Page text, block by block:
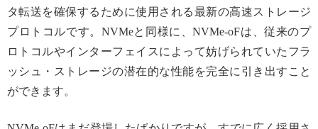
タ転送を確保するために使用される最新の高速ストレージ
プロトコルです。NVMeと同様に、NVMe-oFは、従来のプ
ロトコルやインターフェイスによって妨げられていたフラ
ッシュ・ストレージの潜在的な性能を完全に引き出すこと
ができます。